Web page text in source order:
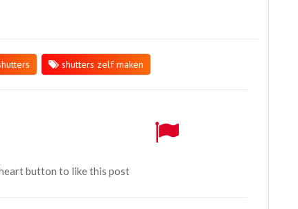
shutters zelf maken
button to like this post